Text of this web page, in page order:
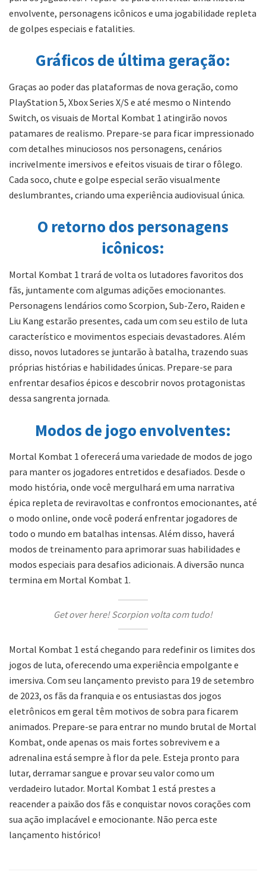
envolvente, personagens icônicos e uma jogabilidade repleta
de golpes especiais e fatalities.
Gráficos de última geração:
Graças ao poder das plataformas de nova geração, como
PlayStation 5, Xbox Series X/S e até mesmo o Nintendo
Switch, os visuais de Mortal Kombat 1 atingirão novos
patamares de realismo. Prepare-se para ficar impressionado
com detalhes minuciosos nos personagens, cenários
incrivelmente imersivos e efeitos visuais de tirar o fôlego.
Cada soco, chute e golpe especial serão visualmente
deslumbrantes, criando uma experiência audiovisual única.
O retorno dos personagens
icônicos:
Mortal Kombat 1 trará de volta os lutadores favoritos dos
fãs, juntamente com algumas adições emocionantes.
Personagens lendários como Scorpion, Sub-Zero, Raiden e
Liu Kang estarão presentes, cada um com seu estilo de luta
característico e movimentos especiais devastadores. Além
disso, novos lutadores se juntarão à batalha, trazendo suas
próprias histórias e habilidades únicas. Prepare-se para
enfrentar desafios épicos e descobrir novos protagonistas
dessa sangrenta jornada.
Modos de jogo envolventes:
Mortal Kombat 1 oferecerá uma variedade de modos de jogo
para manter os jogadores entretidos e desafiados. Desde o
modo história, onde você mergulhará em uma narrativa
épica repleta de reviravoltas e confrontos emocionantes, até
o modo online, onde você poderá enfrentar jogadores de
todo o mundo em batalhas intensas. Além disso, haverá
modos de treinamento para aprimorar suas habilidades e
modos especiais para desafios adicionais. A diversão nunca
termina em Mortal Kombat 1.
Get over here! Scorpion volta com tudo!
Mortal Kombat 1 está chegando para redefinir os limites dos
jogos de luta, oferecendo uma experiência empolgante e
imersiva. Com seu lançamento previsto para 19 de setembro
de 2023, os fãs da franquia e os entusiastas dos jogos
eletrônicos em geral têm motivos de sobra para ficarem
animados. Prepare-se para entrar no mundo brutal de Mortal
Kombat, onde apenas os mais fortes sobrevivem e a
adrenalina está sempre à flor da pele. Esteja pronto para
lutar, derramar sangue e provar seu valor como um
verdadeiro lutador. Mortal Kombat 1 está prestes a
reacender a paixão dos fãs e conquistar novos corações com
sua ação implacável e emocionante. Não perca este
lançamento histórico!